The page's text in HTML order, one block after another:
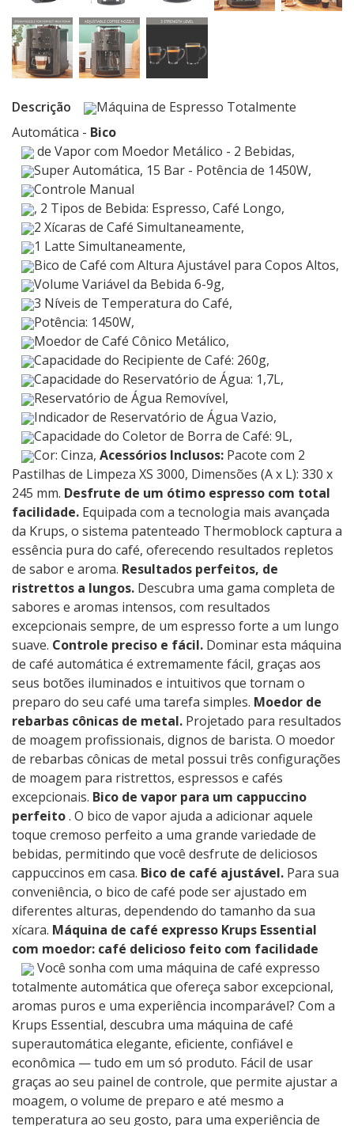
Descrição
Máquina de Espresso Totalmente
Automática - Bico
de Vapor com Moedor Metálico - 2 Bebidas,
Super Automática, 15 Bar - Potência de 1450W,
Controle Manual
, 2 Tipos de Bebida: Espresso, Café Longo,
2 Xícaras de Café Simultaneamente,
1 Latte Simultaneamente,
Bico de Café com Altura Ajustável para Copos Altos,
Volume Variável da Bebida 6-9g,
3 Níveis de Temperatura do Café,
Potência: 1450W,
Moedor de Café Cônico Metálico,
Capacidade do Recipiente de Café: 260g,
Capacidade do Reservatório de Água: 1,7L,
Reservatório de Água Removível,
Indicador de Reservatório de Água Vazio,
Capacidade do Coletor de Borra de Café: 9L,
Cor: Cinza, Acessórios Inclusos: Pacote com 2
Pastilhas de Limpeza XS 3000, Dimensões (A x L): 330 x
245 mm. Desfrute de um ótimo espresso com total
facilidade. Equipada com a tecnologia mais avançada
da Krups, o sistema patenteado Thermoblock captura a
essência pura do café, oferecendo resultados repletos
de sabor e aroma. Resultados perfeitos, de
ristrettos a lungos. Descubra uma gama completa de
sabores e aromas intensos, com resultados
excepcionais sempre, de um espresso forte a um lungo
suave. Controle preciso e fácil. Dominar esta máquina
de café automática é extremamente fácil, graças aos
seus botões iluminados e intuitivos que tornam o
preparo do seu café uma tarefa simples. Moedor de
rebarbas cônicas de metal. Projetado para resultados
de moagem profissionais, dignos de barista. O moedor
de rebarbas cônicas de metal possui três configurações
de moagem para ristrettos, espressos e cafés
excepcionais. Bico de vapor para um cappuccino
perfeito. O bico de vapor ajuda a adicionar aquele
toque cremoso perfeito a uma grande variedade de
bebidas, permitindo que você desfrute de deliciosos
cappuccinos em casa. Bico de café ajustável. Para sua
conveniência, o bico de café pode ser ajustado em
diferentes alturas, dependendo do tamanho da sua
xícara. Máquina de café expresso Krups Essential
com moedor: café delicioso feito com facilidade
Você sonha com uma máquina de café expresso
totalmente automática que ofereça sabor excepcional,
aromas puros e uma experiência incomparável? Com ​​a
Krups Essential, descubra uma máquina de café
superautomática elegante, eficiente, confiável e
econômica — tudo em um só produto. Fácil de usar
graças ao seu painel de controle, que permite ajustar a
moagem, o volume de preparo e até mesmo a
temperatura ao seu gosto, para uma experiência de